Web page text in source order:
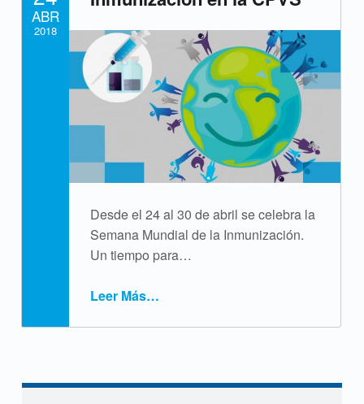
s
l
Desde el 24 al 30 de abril se celebra la
Semana Mundial de la Inmunización.
Un tiempo para…
Leer Más…
ABR
2018